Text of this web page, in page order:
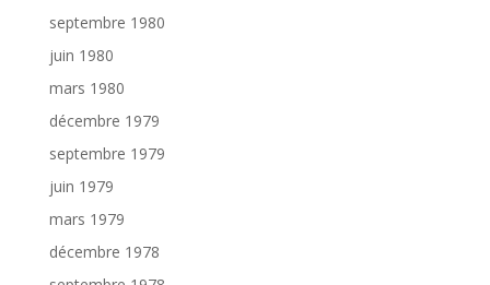
septembre 1980
juin 1980
mars 1980
décembre 1979
septembre 1979
juin 1979
mars 1979
décembre 1978